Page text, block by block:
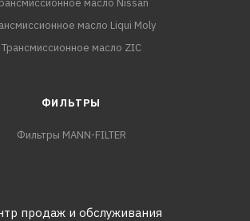
масло Nissan
масло Liqui Moly
Трансмиссионное масло ZIC
ФИЛЬТРЫ
Фильтры MANN-FILTER
продаж и обслуживания